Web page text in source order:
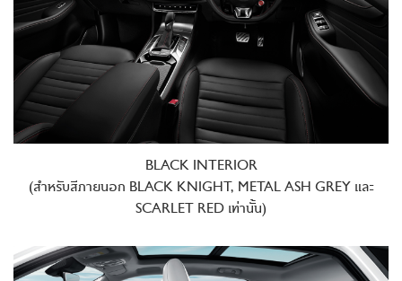
BLACK INTERIOR
(สำหรับสีภายนอก BLACK KNIGHT, METAL ASH GREY และ
SCARLET RED เท่านั้น)